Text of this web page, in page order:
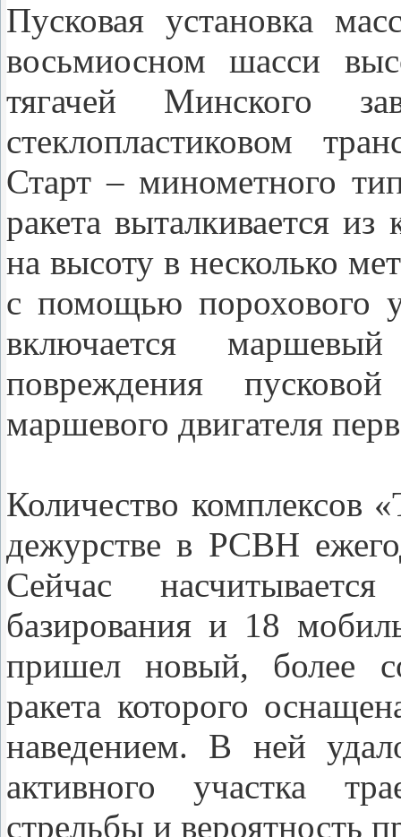
Пусковая установка
восьмиосном шасси
тягачей Минского
стеклопластиковом
Старт – минометного
ракета выталкивается
на высоту в несколько
с помощью порохового
включается
повреждения
маршевого двигателя
Количество комплексов
дежурстве в РСВН
Сейчас
базирования и 18
пришел новый, более
ракета которого
наведением. В ней
активного участка
стрельбы и вероятность